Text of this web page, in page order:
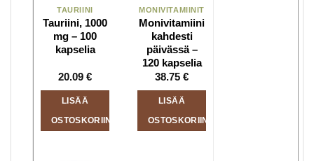
TAURIINI
Tauriini, 1000
mg – 100
kapselia
20.09 €
LISÄÄ
OSTOSKORIIN
MONIVITAMIINIT
Monivitamiini
kahdesti
päivässä –
120 kapselia
38.75 €
LISÄÄ
OSTOSKORIIN